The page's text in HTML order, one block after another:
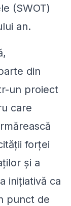
(SWOT)
an.
din
un proiect
care
forței
și a
inițiativă ca
punct de